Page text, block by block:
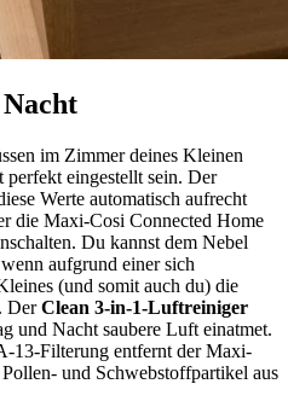
im Zimmer deines Kleinen
eingestellt sein. Der
Werte automatisch aufrecht
die Maxi-Cosi Connected Home
Du kannst dem Nebel
aufgrund einer sich
(und somit auch du) die
DerClean 3-in-1-Luftreiniger
und Nacht saubere Luft einatmet.
13-Filterung entfernt der Maxi-
und Schwebstoffpartikel aus